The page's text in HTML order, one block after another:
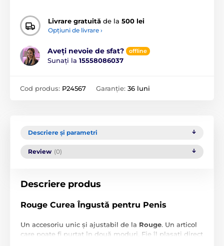
Livrare gratuită de la 500 lei
Opțiuni de livrare ›
Aveți nevoie de sfat? offline
Sunați la 15558086037
Cod produs: P24567 Garanție: 36 luni
Descriere și parametri
Review (0)
Descriere produs
Rouge Curea Îngustă pentru Penis
Un accesoriu unic și ajustabil de la Rouge. Un articol
care poate fi purtat în două moduri. Fie îl plasați direct